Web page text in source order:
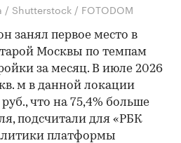
Shutterstock / FOTODOM
занял первое место в
Москвы по темпам
за месяц. В июле 2026
м в данной локации
что на 75,4% больше
подсчитали для «РБК
платформы